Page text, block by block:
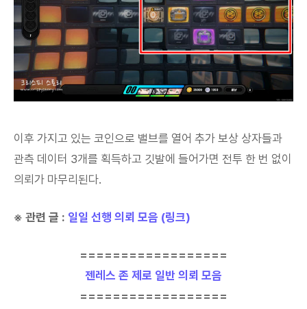
이후 가지고 있는 코인으로 밸브를 열어 추가 보상 상자들과
관측 데이터 3개를 획득하고 깃발에 들어가면 전투 한 번 없이
의뢰가 마무리된다.
※ 관련 글 : 일일 선행 의뢰 모음 (링크)
==================
젠레스 존 제로 일반 의뢰 모음
==================